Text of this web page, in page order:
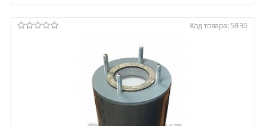
Код товара: 5836